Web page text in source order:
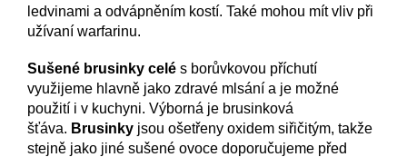
ledvinami a odvápněním kostí. Také mohou mít vliv při
užívaní warfarinu.
Sušené brusinky celé s borůvkovou příchutí
využijeme hlavně jako zdravé mlsání a je možné
použití i v kuchyni. Výborná je brusinková
šťáva. Brusinky jsou ošetřeny oxidem siřičitým, takže
stejně jako jiné sušené ovoce doporučujeme před